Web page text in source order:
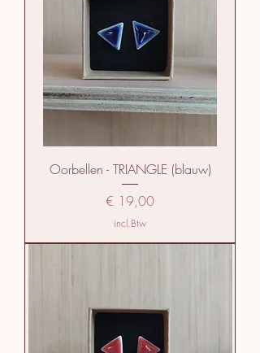
Oorbellen - TRIANGLE (blauw)
Prijs
€ 19,00
incl.Btw